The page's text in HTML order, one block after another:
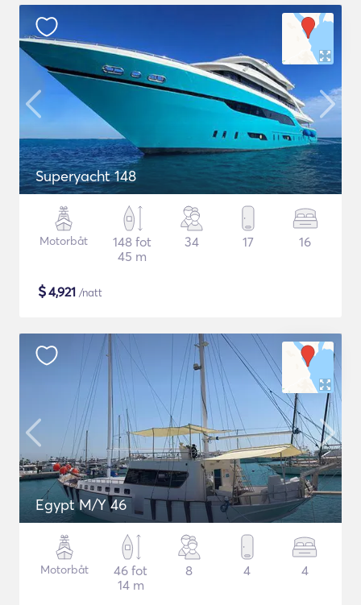
Superyacht 148
Motorbåt
148 fot
45 m
34 17 16
$4,921 /natt
Egypt M/Y 46
Motorbåt
46 fot
14 m
8 4 4